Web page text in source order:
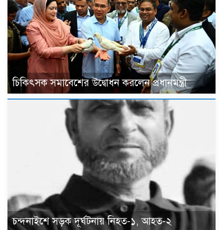
চিকিৎসক সমাবেশের উদ্বোধন করলেন প্রধানমন্ত্রী
চন্দনাইশে সড়ক দূর্ঘটনায় নিহত-১, আহত-২